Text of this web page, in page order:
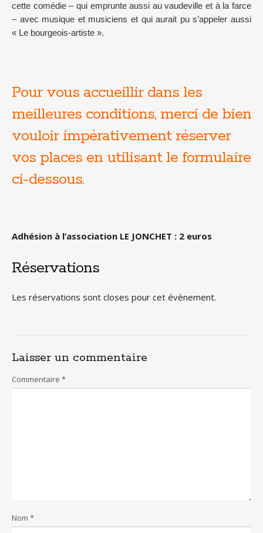
cette comédie – qui emprunte aussi au vaudeville et à la farce
– avec musique et musiciens et qui aurait pu s’appeler aussi
« Le bourgeois-artiste ».
Pour vous accueillir dans les
meilleures conditions, merci de bien
vouloir impérativement réserver
vos places en utilisant le formulaire
ci-dessous.
Adhésion à l’association LE JONCHET : 2 euros
Réservations
Les réservations sont closes pour cet évènement.
Laisser un commentaire
Commentaire *
Nom *